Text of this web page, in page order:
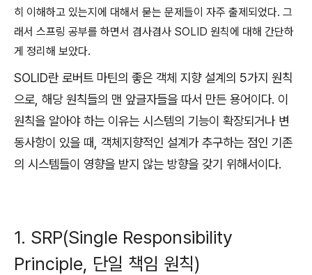
히 이해하고 있는지에 대해서 묻는 문제들이 자주 출제되었다. 그
래서 스프링 공부를 하면서 겸사겸사 SOLID 원칙에 대해 간단하
게 정리해 보았다.
SOLID란 로버트 마틴의 좋은 객체 지향 설계의 5가지 원칙
으로, 해당 원칙들의 맨 앞글자들을 따서 만든 용어이다. 이
원칙을 알아야 하는 이유는 시스템의 기능이 확장되거나 변
동사항이 있을 때, 객체지향적인 설계가 추구하는 점인 기존
의 시스템들이 영향을 받지 않는 방향을 갖기 위해서이다.
1. SRP(Single Responsibility
Principle, 단일 책임 원칙)